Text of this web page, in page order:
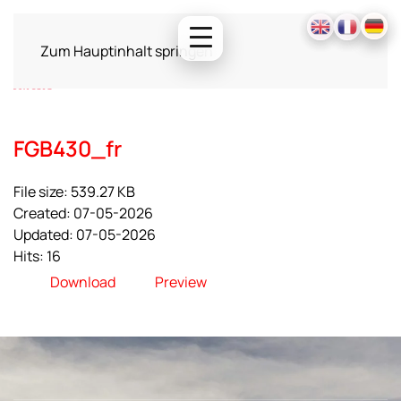
Zum Hauptinhalt springen
FGB430_fr
File size: 539.27 KB
Created: 07-05-2026
Updated: 07-05-2026
Hits: 16
Download
Preview